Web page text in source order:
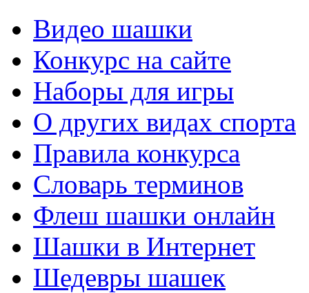
Видео шашки
Конкурс на сайте
Наборы для игры
О других видах спорта
Правила конкурса
Словарь терминов
Флеш шашки онлайн
Шашки в Интернет
Шедевры шашек